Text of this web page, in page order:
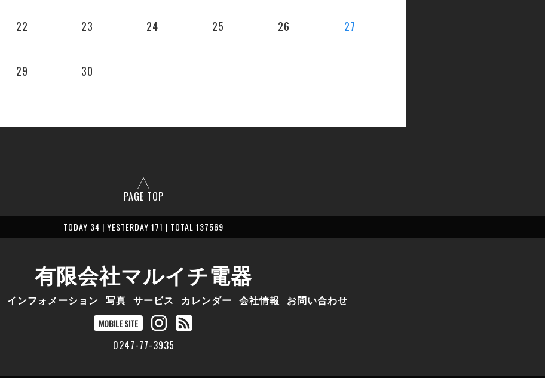
22 23 24 25 26 27
29 30
PAGE TOP
TODAY 34 | YESTERDAY 171 | TOTAL 137569
有限会社マルイチ電器
インフォメーション 写真 サービス カレンダー 会社情報 お問い合わせ
MOBILE SITE
0247-77-3935